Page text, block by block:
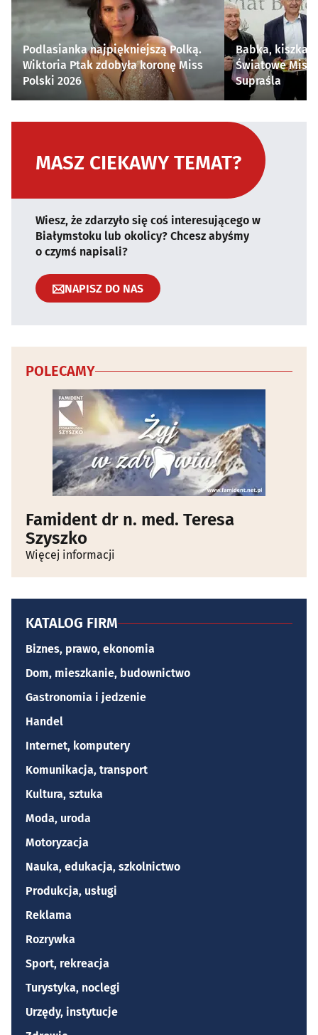
Podlasianka najpiękniejszą Polką.
Wiktoria Ptak zdobyła koronę Miss
Polski 2026
Babka, kiszka i
Światowe
Supraśla
MASZ CIEKAWY TEMAT?
Wiesz, że zdarzyło się coś interesującego w
Białymstoku lub okolicy? Chcesz abyśmy
o czymś napisali?
NAPISZ DO NAS
POLECAMY
Famident dr n. med. Teresa
Szyszko
Więcej informacji
KATALOG FIRM
Biznes, prawo, ekonomia
Dom, mieszkanie, budownictwo
Gastronomia i jedzenie
Handel
Internet, komputery
Komunikacja, transport
Kultura, sztuka
Moda, uroda
Motoryzacja
Nauka, edukacja, szkolnictwo
Produkcja, usługi
Reklama
Rozrywka
Sport, rekreacja
Turystyka, noclegi
Urzędy, instytucje